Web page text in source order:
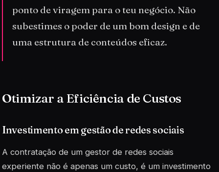
ponto de viragem para o teu negócio. Não
subestimes o poder de um bom design e de
uma estrutura de conteúdos eficaz.
Otimizar a Eficiência de Custos
Investimento em gestão de redes sociais
A contratação de um gestor de redes sociais
experiente não é apenas um custo, é um investimento